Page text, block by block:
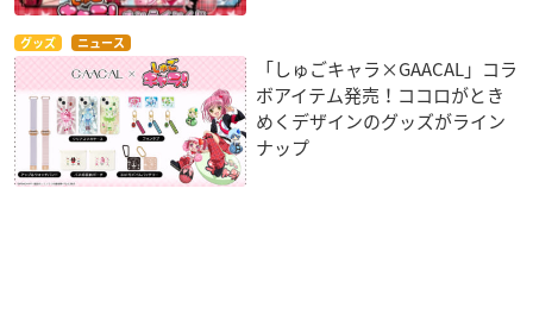
グッズ ニュース
「しゅごキャラ×GAACAL」コラ
ボアイテム発売！ココロがとき
めくデザインのグッズがライン
ナップ